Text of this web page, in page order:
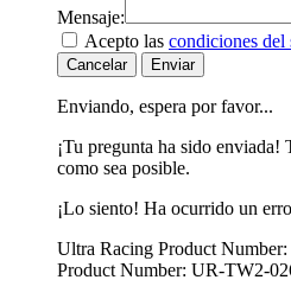
Mensaje:
Acepto las condiciones del
Cancelar Enviar
Enviando, espera por favor...
¡Tu pregunta ha sido enviada!
como sea posible.
¡Lo siento! Ha ocurrido un
Ultra Racing Product
Product Number: UR-TW2-